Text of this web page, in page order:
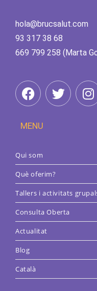
hola@brucsalut.com
93 317 38 68
669 799 258 (Marta
MENU
Qui som
Què oferim?
Tallers i activitats
Consulta Oberta
Actualitat
Blog
Català